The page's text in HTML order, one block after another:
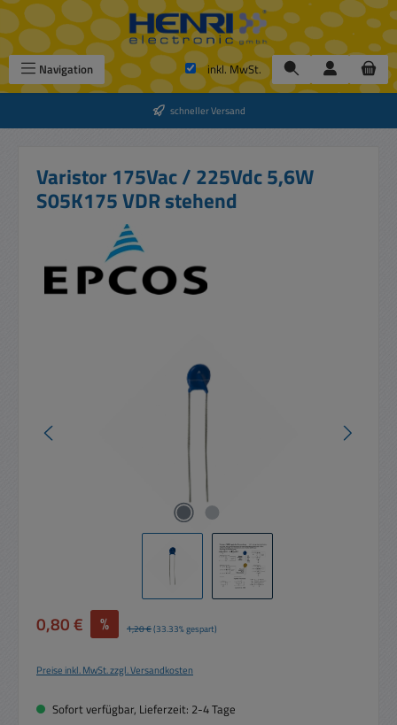
Zum Hauptinhalt springen
Navigation inkl. MwSt.
schneller Versand
Varistor 175Vac / 225Vdc 5,6W
S05K175 VDR stehend
Verkaufspreis:
0,80 € % Regulärer Preis:
1,20 €(33.33% gespart)
Preise inkl. MwSt. zzgl. Versandkosten
Sofort verfügbar, Lieferzeit: 2-4 Tage